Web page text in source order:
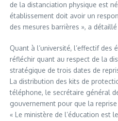
de la distanciation physique est
établissement doit avoir un
des mesures barrières », a
Quant à l’université, l’effectif des
réfléchir quant au respect de la
stratégique de trois dates de
La distribution des kits de
téléphone, le secrétaire général
gouvernement pour que la
« Le ministère de l’éducation est